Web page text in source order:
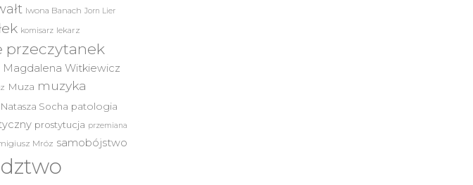
Iwona Banach Jorn Lier
komisarz lekarz
przeczytanek
Magdalena Witkiewicz
Muza muzyka
Natasza Socha patologia
prostytucja przemiana
Mróz samobójstwo